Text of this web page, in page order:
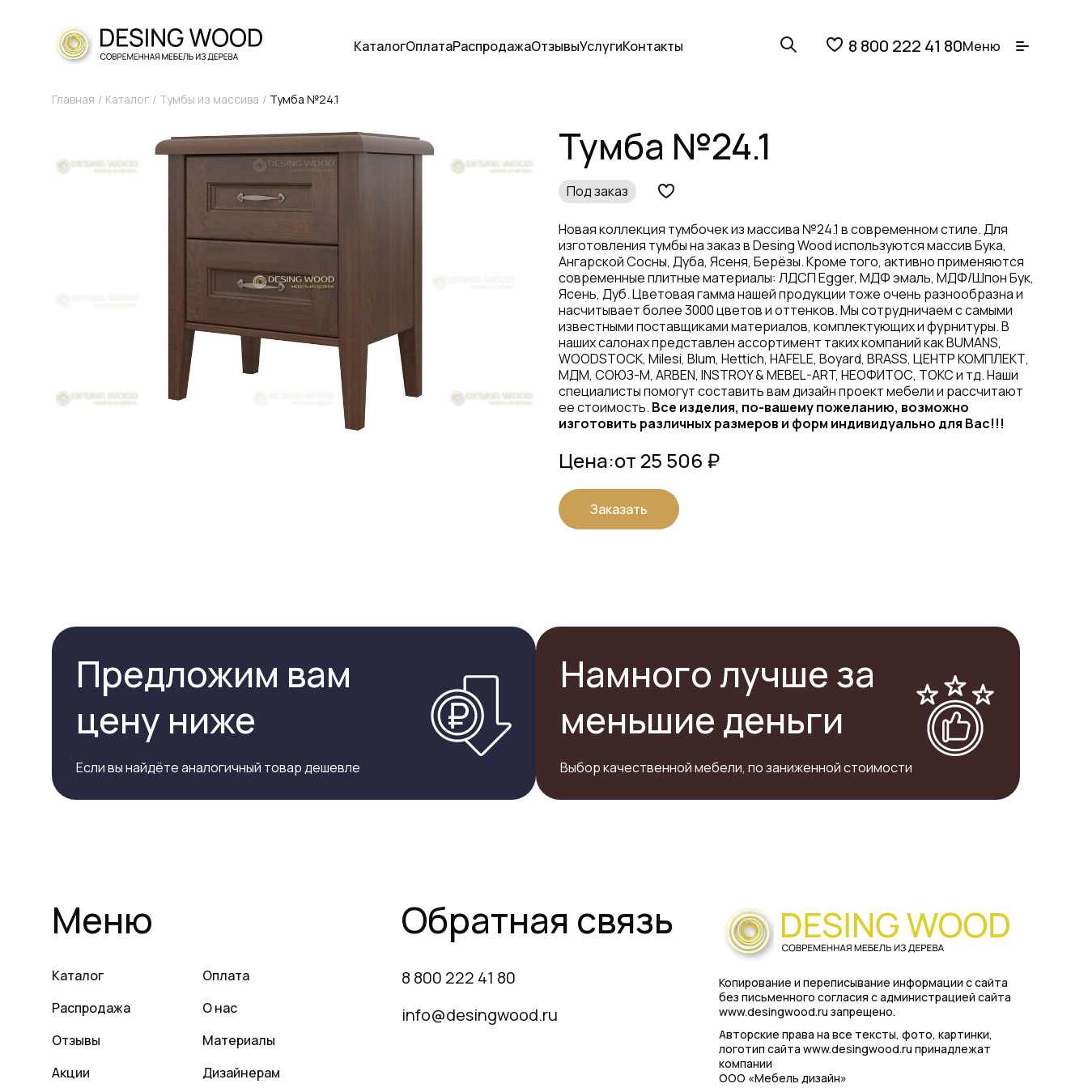
КаталогОплатаРаспродажаОтзывыУслугиКонтакты 8 800 222 41 80Меню
Главная Каталог Тумбы из массива Тумба №24.1
Тумба №24.1
Под заказ
Новая коллекция тумбочек из массива №24.1 в современном стиле. Для
изготовления тумбы на заказ в Desing Wood используются массив Бука,
Ангарской Сосны, Дуба, Ясеня, Берёзы. Кроме того, активно применяются
современные плитные материалы: ЛДСП Egger, МДФ эмаль, МДФ/Шпон Бук,
Ясень, Дуб. Цветовая гамма нашей продукции тоже очень разнообразна и
насчитывает более 3000 цветов и оттенков. Мы сотрудничаем с самыми
известными поставщиками материалов, комплектующих и фурнитуры. В
наших салонах представлен ассортимент таких компаний как BUMANS,
WOODSTOCK, Milesi, Blum, Hettich, HAFELE, Boyard, BRASS, ЦЕНТР КОМПЛЕКТ,
МДМ, СОЮЗ-М, ARBEN, INSTROY & MEBEL-ART, НЕОФИТОС, ТОКС и тд. Наши
специалисты помогут составить вам дизайн проект мебели и рассчитают
ее стоимость. Все изделия, по-вашему пожеланию, возможно
изготовить различных размеров и форм индивидуально для Вас!!!
Цена:от 25 506 ₽
Заказать
Предложим вам
цену ниже
Если вы найдёте аналогичный товар дешевле
Намного лучше за
меньшие деньги
Выбор качественной мебели, по заниженной стоимости
Меню
Каталог
Распродажа
Отзывы
Акции
Оплата
О нас
Материалы
Дизайнерам
Обратная связь
8 800 222 41 80
info@desingwood.ru
Копирование и переписывание информации с сайта
без письменного согласия с администрацией сайта
www.desingwood.ru запрещено.
Авторские права на все тексты, фото, картинки,
логотип сайта www.desingwood.ru принадлежат
компании
ООО «Мебель дизайн»